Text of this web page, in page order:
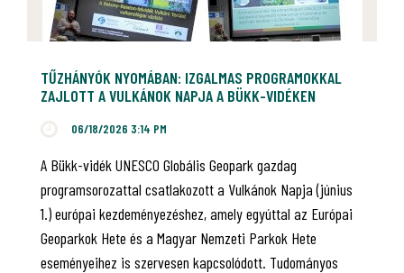
TŰZHÁNYÓK NYOMÁBAN: IZGALMAS PROGRAMOKKAL
ZAJLOTT A VULKÁNOK NAPJA A BÜKK-VIDÉKEN
06/18/2026 3:14 PM
A Bükk-vidék UNESCO Globális Geopark gazdag
programsorozattal csatlakozott a Vulkánok Napja (június
1.) európai kezdeményezéshez, amely egyúttal az Európai
Geoparkok Hete és a Magyar Nemzeti Parkok Hete
eseményeihez is szervesen kapcsolódott. Tudományos